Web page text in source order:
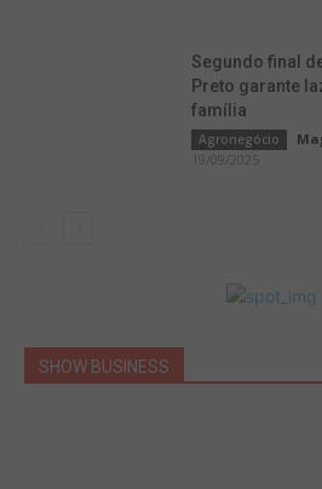
Segundo final
Preto garante
família
Agronegócio
19/09/2025
SHOW BUSINESS